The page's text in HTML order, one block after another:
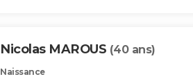
Nicolas MAROUS (40 ans)
Naissance